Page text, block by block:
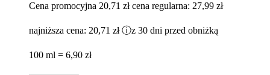
Cena promocyjna 20,71 zł cena regularna: 27,99 zł
najniższa cena: 20,71 zł ⓘz 30 dni przed obniżką
100 ml = 6,90 zł